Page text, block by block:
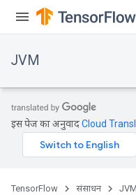
JVM
इस पेज का अनुवादCloud
TensorFlow संसाधन JVM